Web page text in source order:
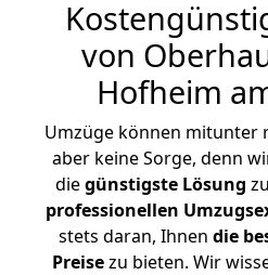
von
Hofheim
Umzüge können mitunter
aber keine Sorge, denn
diegünstigste Lösung
professionellen
stets daran, Ihnen die
Preisezu bieten. Wir